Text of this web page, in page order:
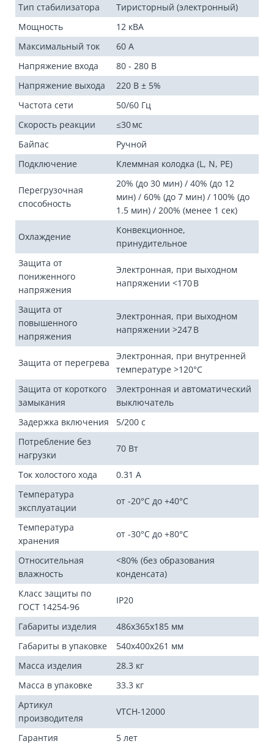
Тип стабилизатора
Тиристорный (электронный)
Мощность
12 кВА
Максимальный ток
60 А
Напряжение входа
80 - 280 В
Напряжение выхода
220 В ± 5%
Частота сети
50/60 Гц
Скорость реакции
≤30 мс
Байпас
Ручной
Подключение
Клеммная колодка (L, N, PE)
Перегрузочная
способность
20% (до 30 мин) / 40% (до 12
мин) / 60% (до 7 мин) / 100% (до
1.5 мин) / 200% (менее 1 сек)
Охлаждение
Конвекционное,
принудительное
Защита от
пониженного
напряжения
Электронная, при выходном
напряжении <170 В
Защита от
повышенного
напряжения
Электронная, при выходном
напряжении >247 В
Защита от перегрева
Электронная, при внутренней
температуре >120°С
Защита от короткого
замыкания
Электронная и автоматический
выключатель
Задержка включения
5/200 с
Потребление без
нагрузки
70 Вт
Ток холостого хода
0.31 А
Температура
эксплуатации
от -20°С до +40°С
Температура
хранения
от -30°С до +80°С
Относительная
влажность
<80% (без образования
конденсата)
Класс защиты по
ГОСТ 14254-96
IP20
Габариты изделия
486х365х185 мм
Габариты в упаковке
540х400х261 мм
Масса изделия
28.3 кг
Масса в упаковке
33.3 кг
Артикул
производителя
VTCH-12000
Гарантия
5 лет